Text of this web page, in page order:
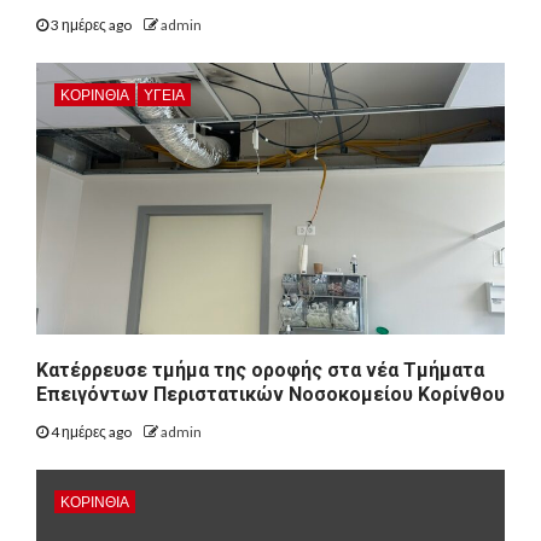
3 ημέρες ago admin
ΚΟΡΙΝΘΊΑ ΥΓΕΙΑ
Kατέρρευσε τμήμα της οροφής στα νέα Τμήματα
Επειγόντων Περιστατικών Νοσοκομείου Κορίνθου
4 ημέρες ago admin
ΚΟΡΙΝΘΊΑ